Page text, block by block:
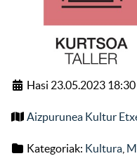
Hasi 23.05.2023
Aizpurunea Kultur
Kategoriak: Kultura